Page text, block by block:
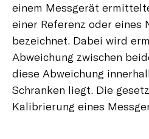
einem Messgerät
einer Referenz oder eines
bezeichnet. Dabei wird
Abweichung zwischen
diese Abweichung
Schranken liegt. Die
Kalibrierung eines